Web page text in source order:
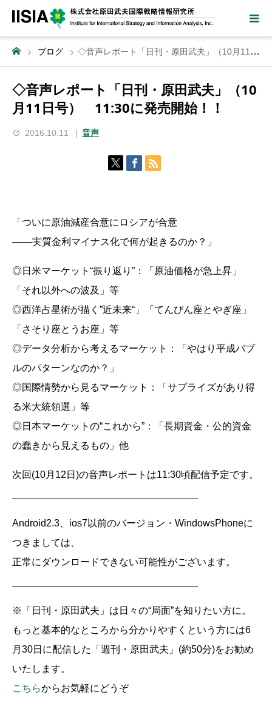
ブログ ◇音声レポート「日刊・原田武夫」（10月11日号） 11:30に発売開始！！
◇音声レポート「日刊・原田武夫」（10
月11日号） 11:30に発売開始！！
2016.10.11 音声
「ついに原油減産合意にロシアが合意
───実質金利マイナス化で何が起きるのか？」
◎日米マーケット“振り返り”：「原油価格が急上昇」
「それ以外への波及」等
◎西洋占星術が描く”近未来“」「てんびん座とやぎ座」
「さそり座とうお座」等
◎データ分析から考えるマーケット：「やはり平成バブ
ルのパターンなのか？」
◎国際情勢から見るマーケット：「サプライズがあり得
る米大統領選」等
◎日本マーケットの“これから”：「長期資金・公的資金
の蠢きから見えるもの」他
次回(10月12日)の音声レポートは11:30頃配信予定です。
Android2.3、ios7以前のバージョン・WindowsPhoneに
つきましては、
正常にダウンロードできない可能性がございます。
※「日刊・原田武夫」は日々の“局面”を知りたい方に。
もっと基本的なところから分かりやすくという方には6
月30日に配信した「週刊・原田武夫」(約50分)をお勧め
いたします。
こちらからお気軽にどうぞ